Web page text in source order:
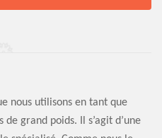
nous utilisons en tant que
grand poids. Il s’agit d’une